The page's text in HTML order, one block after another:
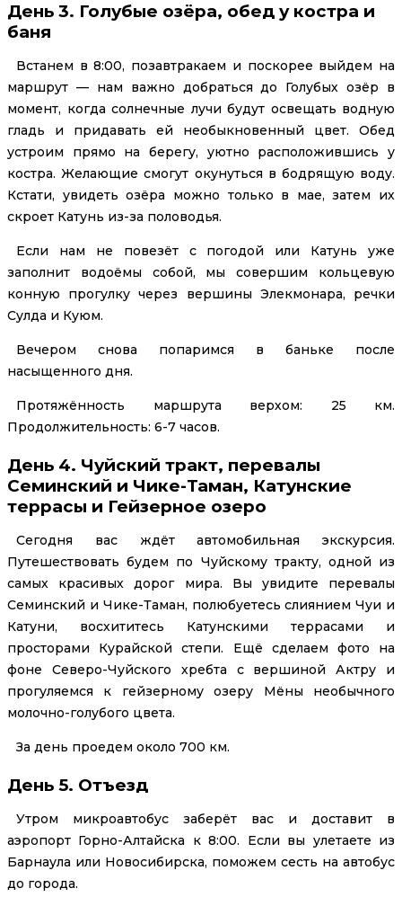
День 3. Голубые озёра, обед у костра и
баня
Встанем в 8:00, позавтракаем и поскорее выйдем на
маршрут — нам важно добраться до Голубых озёр в
момент, когда солнечные лучи будут освещать водную
гладь и придавать ей необыкновенный цвет. Обед
устроим прямо на берегу, уютно расположившись у
костра. Желающие смогут окунуться в бодрящую воду.
Кстати, увидеть озёра можно только в мае, затем их
скроет Катунь из-за половодья.
Если нам не повезёт с погодой или Катунь уже
заполнит водоёмы собой, мы совершим кольцевую
конную прогулку через вершины Элекмонара, речки
Сулда и Куюм.
Вечером снова попаримся в баньке после
насыщенного дня.
Протяжённость маршрута верхом: 25 км.
Продолжительность: 6-7 часов.
День 4. Чуйский тракт, перевалы
Семинский и Чике-Таман, Катунские
террасы и Гейзерное озеро
Сегодня вас ждёт автомобильная экскурсия.
Путешествовать будем по Чуйскому тракту, одной из
самых красивых дорог мира. Вы увидите перевалы
Семинский и Чике-Таман, полюбуетесь слиянием Чуи и
Катуни, восхититесь Катунскими террасами и
просторами Курайской степи. Ещё сделаем фото на
фоне Северо-Чуйского хребта с вершиной Актру и
прогуляемся к гейзерному озеру Мёны необычного
молочно-голубого цвета.
За день проедем около 700 км.
День 5. Отъезд
Утром микроавтобус заберёт вас и доставит в
аэропорт Горно-Алтайска к 8:00. Если вы улетаете из
Барнаула или Новосибирска, поможем сесть на автобус
до города.